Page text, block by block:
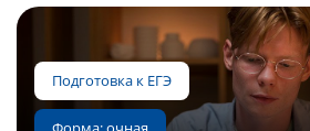
Подготовка к ЕГЭ